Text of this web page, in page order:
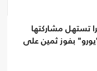
تستهل مشاركتها
بفوز ثمين على